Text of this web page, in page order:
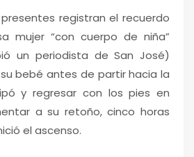
registran el recuerdo
mujer “con cuerpo de niña”
un periodista de San José)
bebé antes de partir hacia la
y regresar con los pies en
a su retoño, cinco horas
el ascenso.